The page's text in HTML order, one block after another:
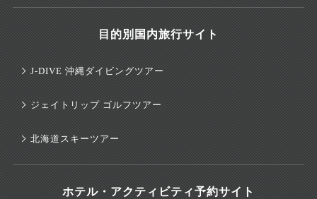
目的別国内旅行サイト
J-DIVE 沖縄ダイビングツアー
ジェイトリップ ゴルフツアー
北海道スキーツアー
ホテル・アクティビティ予約サイト